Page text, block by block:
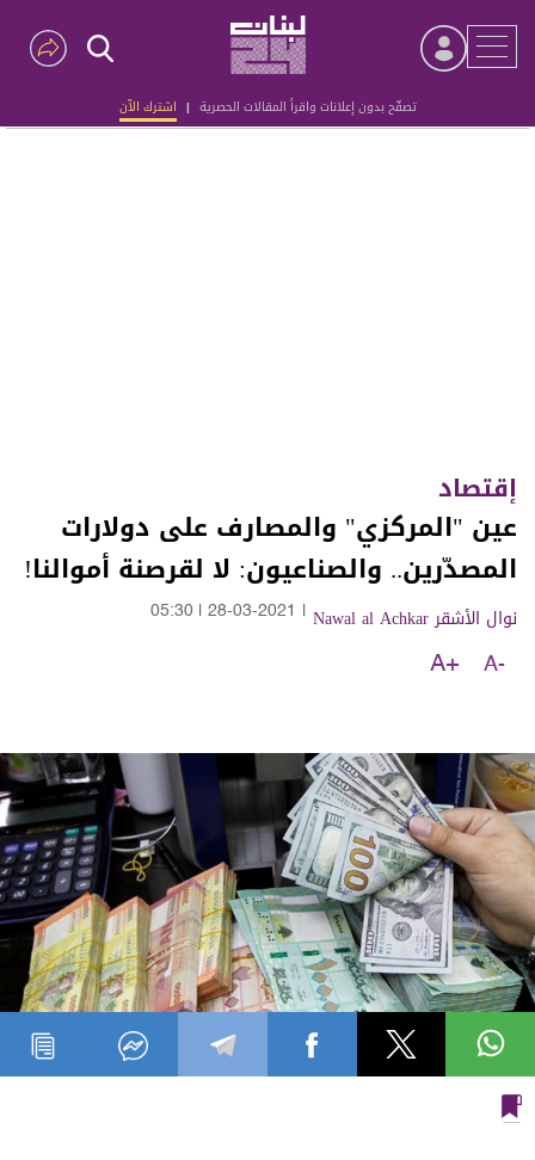
تصفّح بدون إعلانات واقرأ المقالات الحصرية | اشترك الآن
Advertisement
إقتصاد
عين "المركزي" والمصارف على دولارات
المصدّرين.. والصناعيون: لا لقرصنة أموالنا!
نوال الأشقر Nawal al Achkar 28-03-2021
05:30
A-
A+